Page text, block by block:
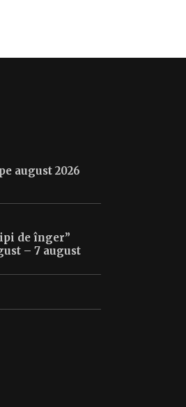
august 2026
de înger”
– 7 august